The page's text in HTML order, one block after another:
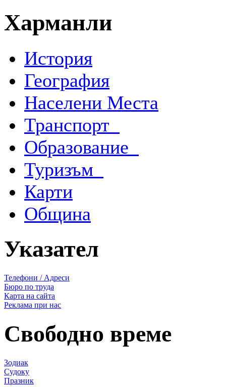
Харманли
История
География
Населени Места
Транспорт
Образование
Туризъм
Карти
Община
Указател
Телефони / Адреси
Бюро по труда
Карта на сайта
Реклама при нас
Свободно време
Зодиак
Судоку
Празник